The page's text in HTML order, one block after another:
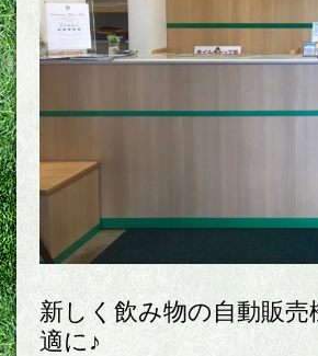
新しく飲み物の自動販
適に♪